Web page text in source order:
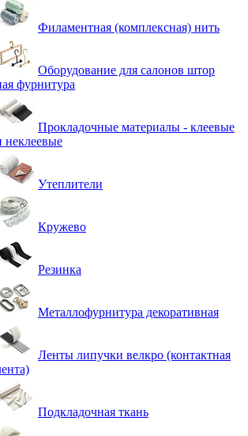
Филаментная (комплексная) нить
Оборудование для салонов штор
фурнитура
Прокладочные материалы - клеевые
неклеевые
Утеплители
Кружево
Резинка
Металлофурнитура декоративная
Ленты липучки велкро (контактная
Подкладочная ткань